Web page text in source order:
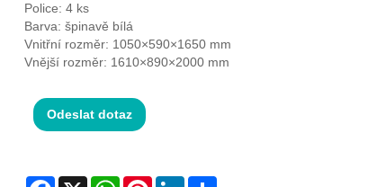
Police: 4 ks
Barva: špinavě bílá
Vnitřní rozměr: 1050×590×1650 mm
Vnější rozměr: 1610×890×2000 mm
Odeslat dotaz
Facebook
X WhatsAppPinterestLinkedInShare